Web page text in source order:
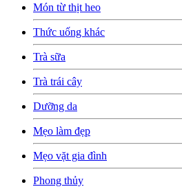
Món từ thịt heo
Thức uống khác
Trà sữa
Trà trái cây
Dưỡng da
Mẹo làm đẹp
Mẹo vặt gia đình
Phong thủy